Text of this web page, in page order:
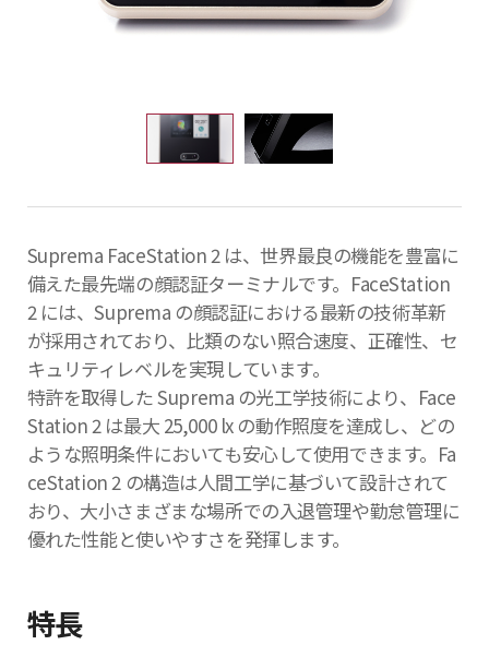
Suprema FaceStation 2 は、世界最良の機能を豊富に
備えた最先端の顔認証ターミナルです。FaceStation
2 には、Suprema の顔認証における最新の技術革新
が採用されており、比類のない照合速度、正確性、セ
キュリティレベルを実現しています。
特許を取得した Suprema の光工学技術により、Face
Station 2 は最大 25,000 lx の動作照度を達成し、どの
ような照明条件においても安心して使用できます。Fa
ceStation 2 の構造は人間工学に基づいて設計されて
おり、大小さまざまな場所での入退管理や勤怠管理に
優れた性能と使いやすさを発揮します。
特長